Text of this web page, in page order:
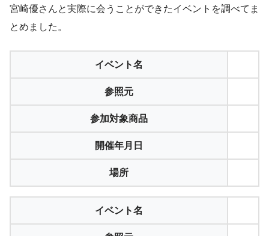
宮崎優さんと実際に会うことができたイベントを調べてま
とめました。
イベント名
参照元
参加対象商品
開催年月日
場所
イベント名